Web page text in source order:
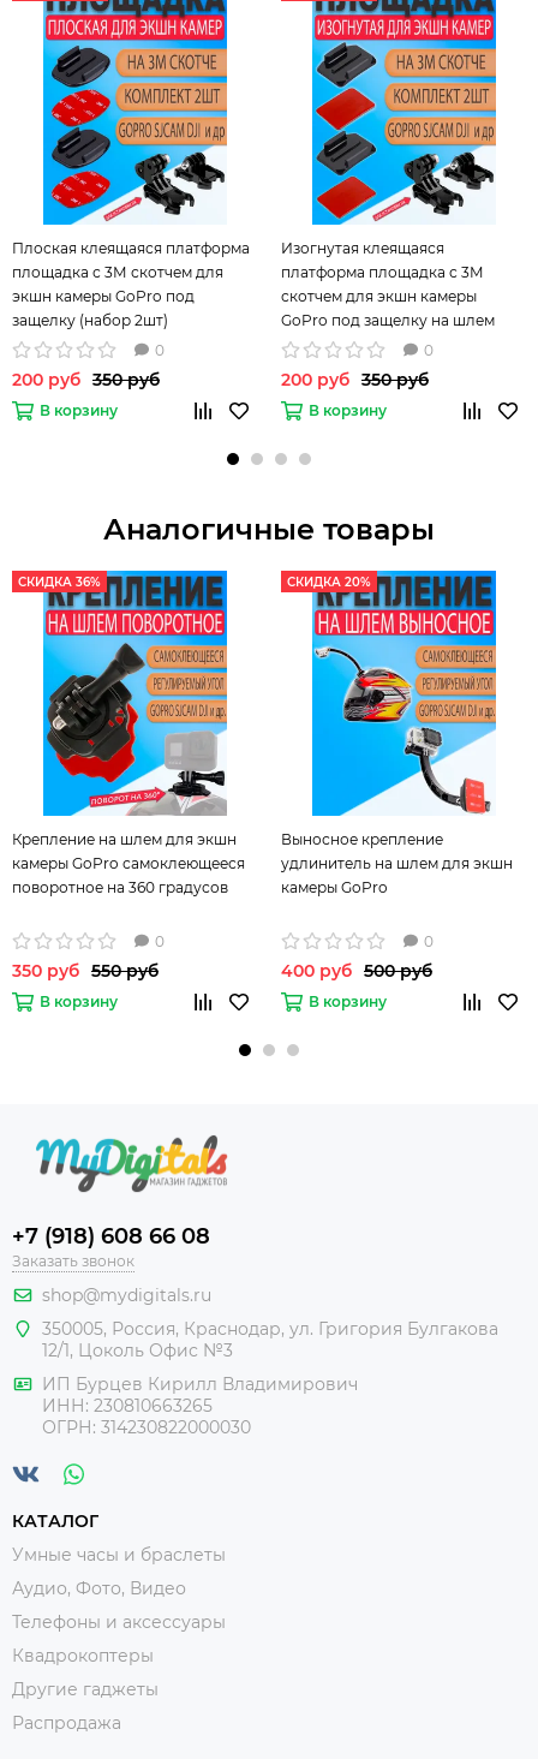
Плоская клеящаяся платформа
площадка с 3М скотчем для
экшн камеры GoPro под
защелку (набор 2шт)
0
200 руб 350 руб
В корзину
Изогнутая клеящаяся
платформа площадка с 3М
скотчем для экшн камеры
GoPro под защелку на шлем
(набор 2шт)
0
200 руб 350 руб
В корзину
Аналогичные товары
СКИДКА 36%
Крепление на шлем для экшн
камеры GoPro самоклеющееся
поворотное на 360 градусов
0
350 руб 550 руб
В корзину
СКИДКА 20%
Выносное крепление
удлинитель на шлем для экшн
камеры GoPro
0
400 руб 500 руб
В корзину
+7 (918) 608 66 08
Заказать звонок
shop@mydigitals.ru
350005, Россия, Краснодар, ул. Григория Булгакова
12/1, Цоколь Офис №3
ИП Бурцев Кирилл Владимирович
ИНН: 230810663265
ОГРН: 314230822000030
КАТАЛОГ
Умные часы и браслеты
Аудио, Фото, Видео
Телефоны и аксессуары
Квадрокоптеры
Другие гаджеты
Распродажа